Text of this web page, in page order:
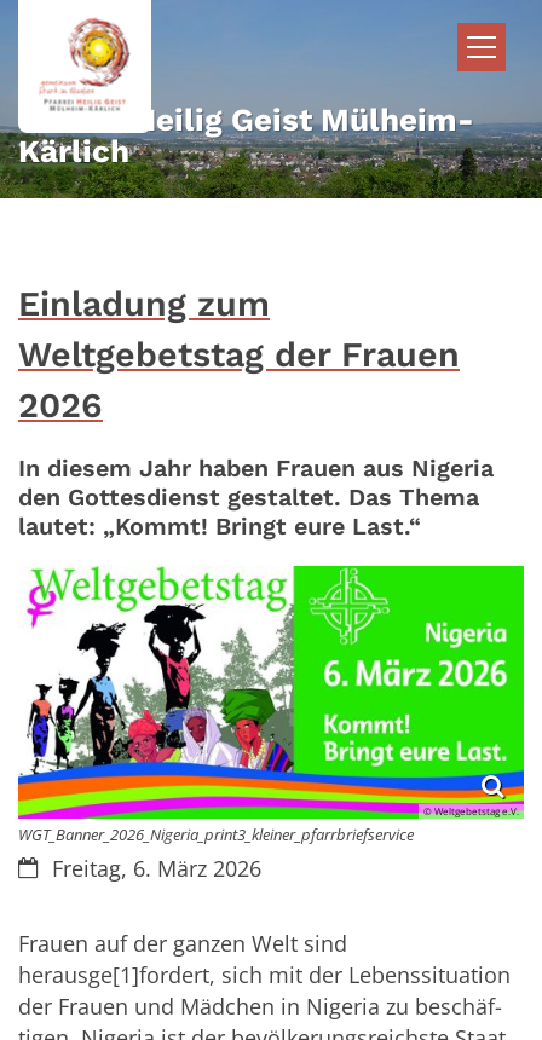
Zum Inhalt springen
Pfarrei Heilig Geist Mülheim-
Kärlich
Einladung zum
Weltgebetstag der Frauen
2026
In diesem Jahr haben Frauen aus Nigeria
den Gottesdienst gestaltet. Das Thema
lautet: „Kommt! Bringt eure Last.“
© Weltgebetstag e.V.
WGT_Banner_2026_Nigeria_print3_kleiner_pfarrbriefservice
Datum:Freitag, 6. März 2026
Frauen auf der ganzen Welt sind
herausge[1]fordert, sich mit der Lebenssituation
der Frauen und Mädchen in Nigeria zu beschäf-